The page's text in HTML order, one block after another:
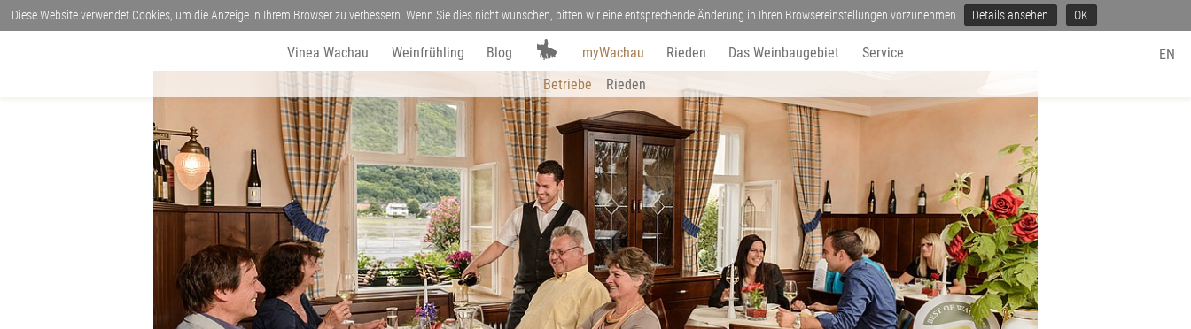
Diese Website verwendet Cookies, um die Anzeige in Ihrem Browser zu verbessern. Wenn Sie dies nicht wünschen, bitten wir eine entsprechende Änderung in Ihren Browsereinstellungen vorzunehmen. Details ansehen OK
Vinea Wachau Weinfrühling Blog
myWachau
Betriebe
Rieden
Rieden Das Weinbaugebiet Service EN